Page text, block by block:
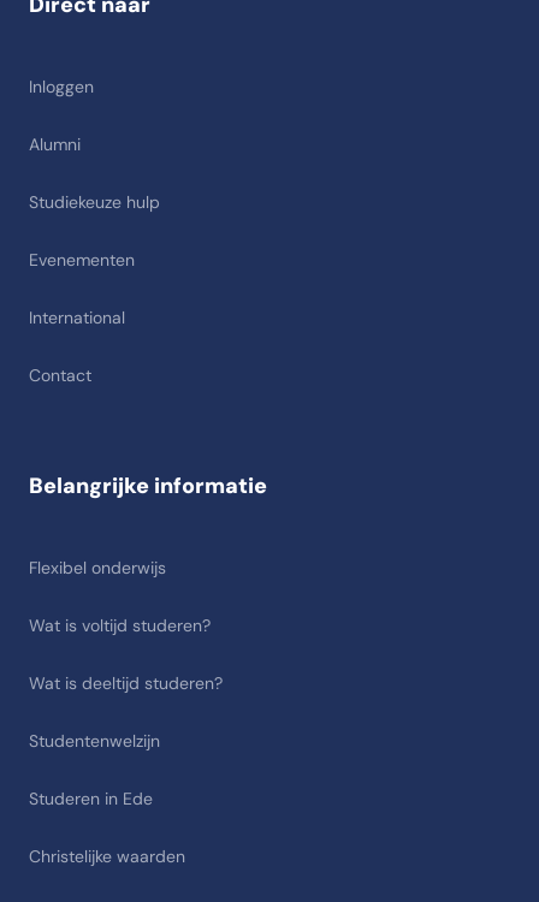
Inloggen
Alumni
Studiekeuze hulp
Evenementen
International
Contact
Belangrijke informatie
Flexibel onderwijs
Wat is voltijd studeren?
Wat is deeltijd studeren?
Studentenwelzijn
Studeren in Ede
Christelijke waarden